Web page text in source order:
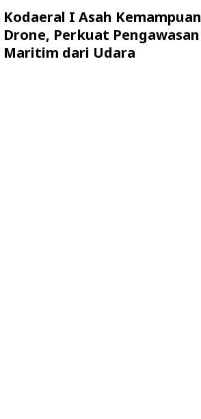
Kodaeral I Asah Kemampuan
Drone, Perkuat Pengawasan
Maritim dari Udara